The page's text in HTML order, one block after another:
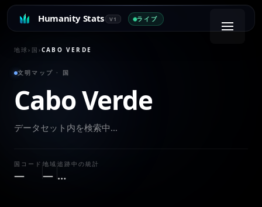
Humanity Stats V1 ライブ
地球› 国 ›CABO VERDE
文明マップ · 国
Cabo Verde
データセット内を検索中…
国コード
—
地域
—
追跡中の統計
…